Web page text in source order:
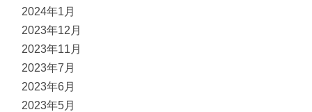
2024年1月
2023年12月
2023年11月
2023年7月
2023年6月
2023年5月